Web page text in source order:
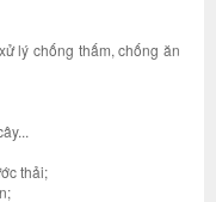
lý chống thấm, chống ăn
thải;